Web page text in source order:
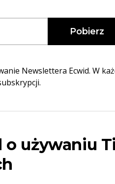
Pobierz
Newslettera Ecwid. W
o używaniu